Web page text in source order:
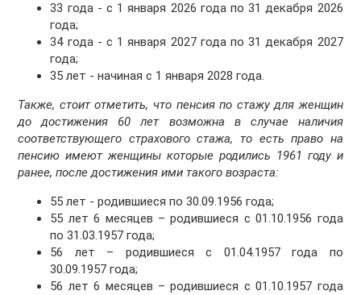
33 года - с 1 января 2026 года по 31 декабря 2026
года;
34 года - с 1 января 2027 года по 31 декабря 2027
года;
35 лет - начиная с 1 января 2028 года.
Также, стоит отметить, что пенсия по стажу для женщин
до достижения 60 лет возможна в случае наличия
соответствующего страхового стажа, то есть право на
пенсию имеют женщины которые родились 1961 году и
ранее, после достижения ими такого возраста:
55 лет - родившиеся по 30.09.1956 года;
55 лет 6 месяцев – родившиеся с 01.10.1956 года
по 31.03.1957 года;
56 лет – родившиеся с 01.04.1957 года по
30.09.1957 года;
56 лет 6 месяцев – родившиеся с 01.10.1957 года